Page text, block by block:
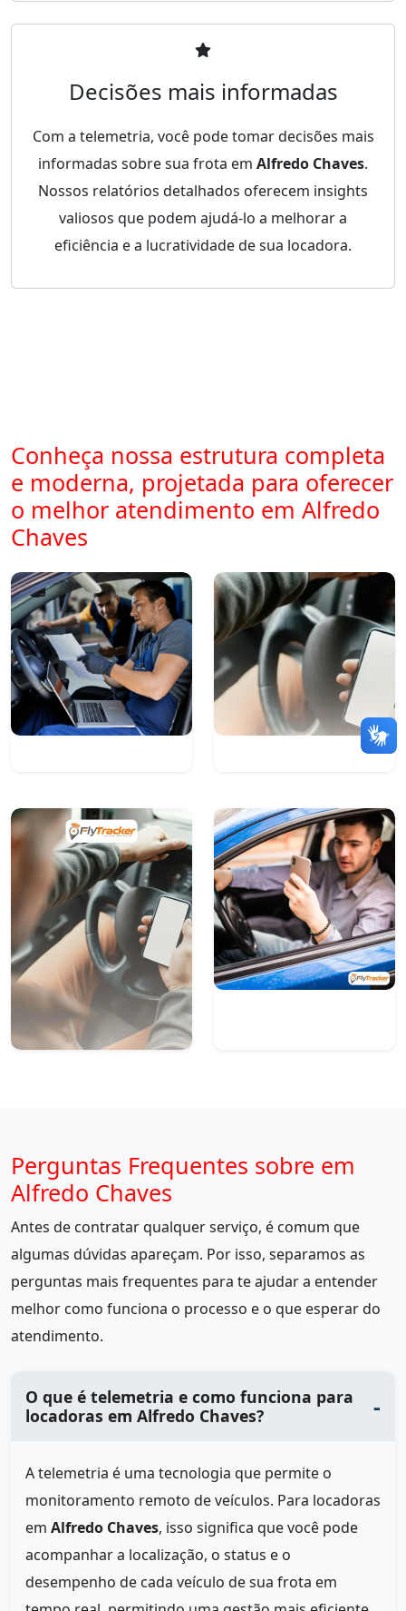
Decisões mais informadas
Com a telemetria, você pode tomar decisões mais
informadas sobre sua frota em Alfredo Chaves.
Nossos relatórios detalhados oferecem insights
valiosos que podem ajudá-lo a melhorar a
eficiência e a lucratividade de sua locadora.
Conheça nossa estrutura completa
e moderna, projetada para oferecer
o melhor atendimento em Alfredo
Chaves
Perguntas Frequentes sobre em
Alfredo Chaves
Antes de contratar qualquer serviço, é comum que
algumas dúvidas apareçam. Por isso, separamos as
perguntas mais frequentes para te ajudar a entender
melhor como funciona o processo e o que esperar do
atendimento.
O que é telemetria e como funciona para
locadoras em Alfredo Chaves?
A telemetria é uma tecnologia que permite o
monitoramento remoto de veículos. Para locadoras
em Alfredo Chaves, isso significa que você pode
acompanhar a localização, o status e o
desempenho de cada veículo de sua frota em